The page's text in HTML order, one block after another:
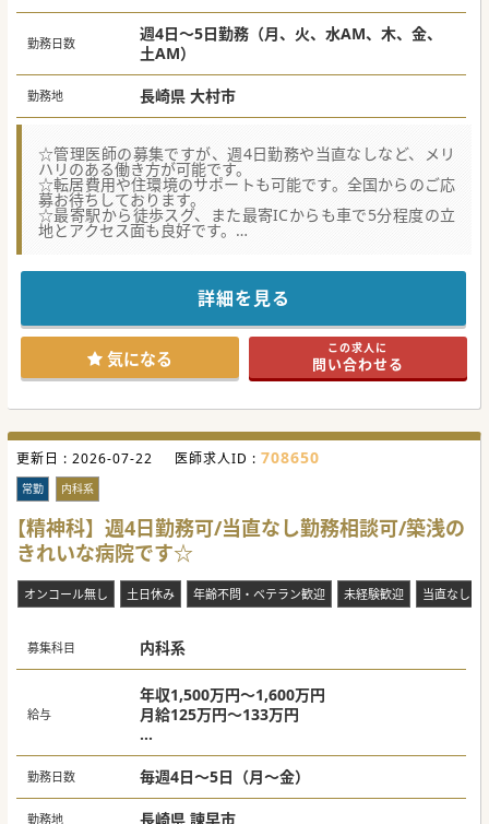
給与のご相談も可能です。
勤務日数
週4日～5日勤務（月、火、水AM、木、金、
土AM）
勤務地 長崎県 大村市
☆管理医師の募集ですが、週4日勤務や当直なしなど、メリ
ハリのある働き方が可能です。
☆転居費用や住環境のサポートも可能です。全国からのご応
募お待ちしております。
☆最寄駅から徒歩スグ、また最寄ICからも車で5分程度の立
地とアクセス面も良好です。
長崎県大村市にある、外来診療メインのクリニックです。
最寄駅から徒歩すぐで、落ち着いた雰囲気が漂う院内です。
管理医師以外に非常勤複数名の医師体制を持って盤石の診療
体制を構築されます。
また急募につき、例えば2024年3月末までの期間限定の勤務
も相談可能でございます。
遠方からお越しの先生にも各種手当等での手厚いサポートを
検討しておりますので、ぜひご検討下さい！
#急募 #秋入職可
詳細を見る
気になる この求人に
問い合わせる
更新日 : 2026-07-22 医師求人ID : 708650
常勤 内科系
【精神科】週4日勤務可/当直なし勤務相談可/築浅の
きれいな病院です☆
オンコール無し 土日休み 年齢不問・ベテラン歓迎 未経験歓迎 当直なし
募集科目 内科系
給与
年収1,500万円～1,600万円
月給125万円～133万円
【目安】
週4日勤務：年収1,500万円
週5日勤務：年収1,600万円
勤務日数 毎週4日～5日（月～金）
勤務地 長崎県 諫早市